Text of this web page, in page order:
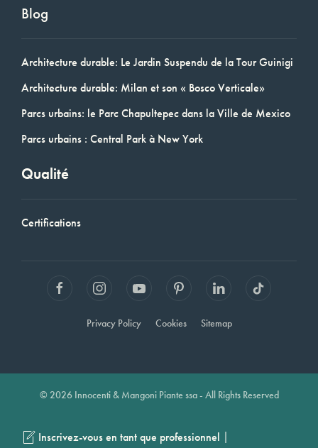
Blog
Architecture durable: Le Jardin Suspendu de la Tour Guinigi
Architecture durable: Milan et son « Bosco Verticale»
Parcs urbains: le Parc Chapultepec dans la Ville de Mexico
Parcs urbains : Central Park à New York
Qualité
Certifications
Privacy Policy Cookies Sitemap
© 2026 Innocenti & Mangoni Piante ssa - All Rights Reserved
Inscrivez-vous en tant que professionnel |